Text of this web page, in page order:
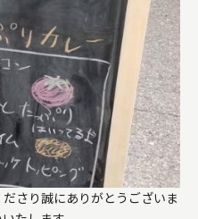
さり誠にありがとうございま